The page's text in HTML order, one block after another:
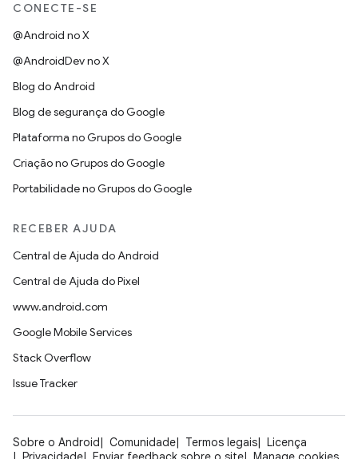
CONECTE-SE
@Android no X
@AndroidDev no X
Blog do Android
Blog de segurança do Google
Plataforma no Grupos do Google
Criação no Grupos do Google
Portabilidade no Grupos do Google
RECEBER AJUDA
Central de Ajuda do Android
Central de Ajuda do Pixel
www.android.com
Google Mobile Services
Stack Overflow
Issue Tracker
Sobre o Android Comunidade Termos legais
Licença